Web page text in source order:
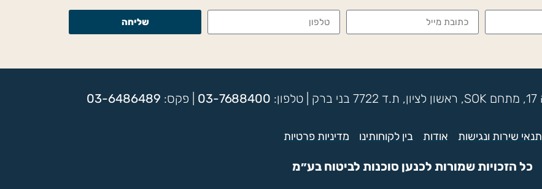
שליחה
03-7688400 | פקס: 03-6486489
תנאי שירות ונגישות אודות בין לקוחותינו מדיניות פרטיות
כל הזכויות שמורות לכנען סוכנות לביטוח בע״מ